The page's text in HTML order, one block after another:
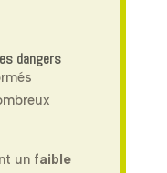
dangers
un faible